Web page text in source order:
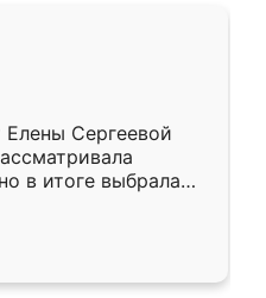
Елены Сергеевой
в итоге выбрала
условия, потом
спокойно объяснил
в срок, с